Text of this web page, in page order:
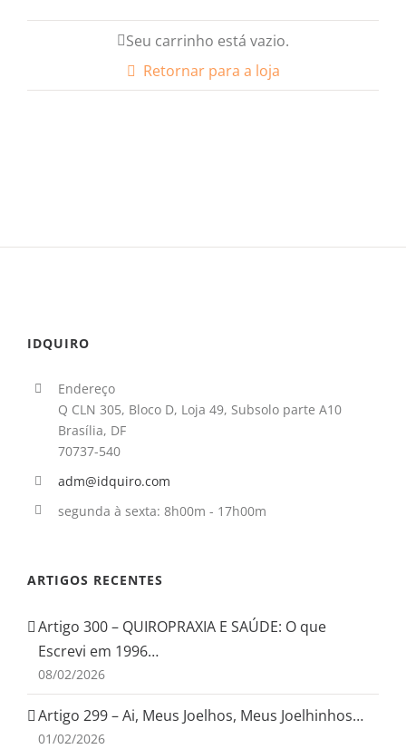
Seu carrinho está vazio.
Retornar para a loja
IDQUIRO
Endereço
Q CLN 305, Bloco D, Loja 49, Subsolo parte A10
Brasília, DF
70737-540
adm@idquiro.com
segunda à sexta: 8h00m - 17h00m
ARTIGOS RECENTES
Artigo 300 – QUIROPRAXIA E SAÚDE: O que
Escrevi em 1996…
08/02/2026
Artigo 299 – Ai, Meus Joelhos, Meus Joelhinhos…
01/02/2026